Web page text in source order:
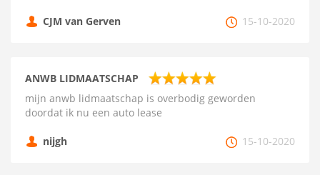
CJM van Gerven 15-10-2020
ANWB LIDMAATSCHAP
mijn anwb lidmaatschap is overbodig geworden
doordat ik nu een auto lease
nijgh 15-10-2020